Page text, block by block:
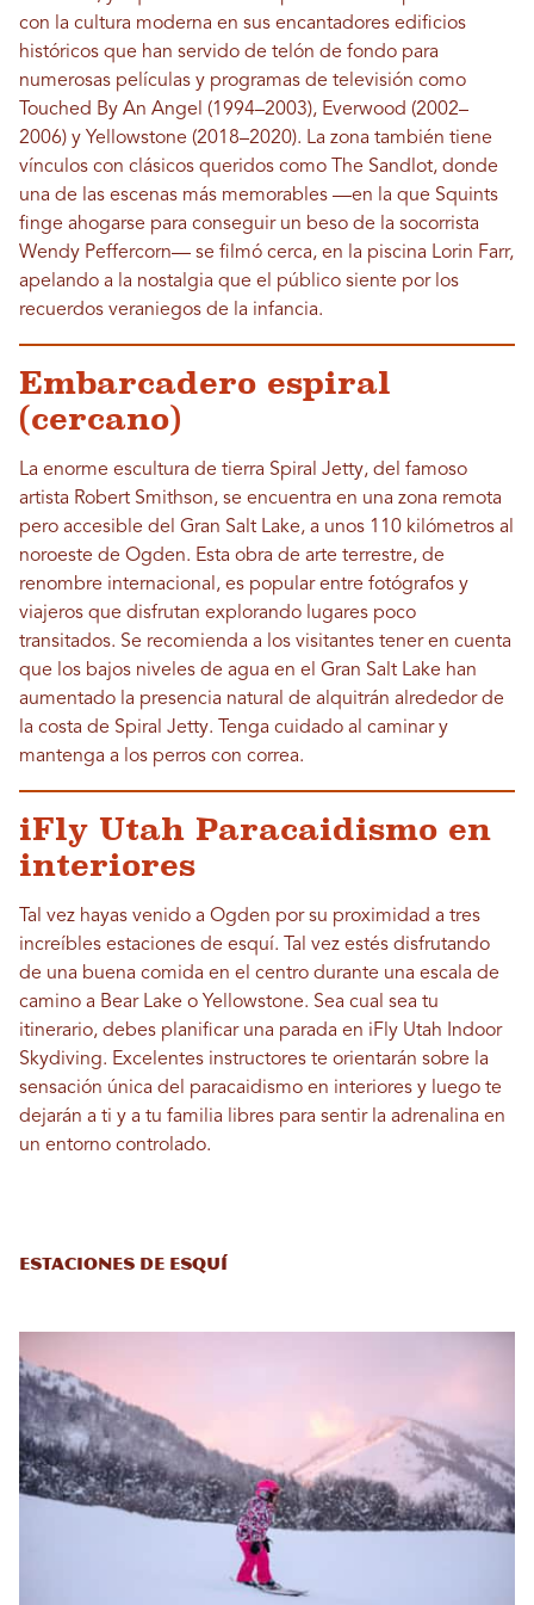
con la cultura moderna en sus encantadores edificios
históricos que han servido de telón de fondo para
numerosas películas y programas de televisión como
Touched By An Angel (1994–2003), Everwood (2002–
2006) y Yellowstone (2018–2020). La zona también tiene
vínculos con clásicos queridos como The Sandlot, donde
una de las escenas más memorables —en la que Squints
finge ahogarse para conseguir un beso de la socorrista
Wendy Peffercorn— se filmó cerca, en la piscina Lorin Farr,
apelando a la nostalgia que el público siente por los
recuerdos veraniegos de la infancia.
Embarcadero espiral
(cercano)
La enorme escultura de tierra Spiral Jetty, del famoso
artista Robert Smithson, se encuentra en una zona remota
pero accesible del Gran Salt Lake, a unos 110 kilómetros al
noroeste de Ogden. Esta obra de arte terrestre, de
renombre internacional, es popular entre fotógrafos y
viajeros que disfrutan explorando lugares poco
transitados. Se recomienda a los visitantes tener en cuenta
que los bajos niveles de agua en el Gran Salt Lake han
aumentado la presencia natural de alquitrán alrededor de
la costa de Spiral Jetty. Tenga cuidado al caminar y
mantenga a los perros con correa.
iFly Utah Paracaidismo en
interiores
Tal vez hayas venido a Ogden por su proximidad a tres
increíbles estaciones de esquí. Tal vez estés disfrutando
de una buena comida en el centro durante una escala de
camino a Bear Lake o Yellowstone. Sea cual sea tu
itinerario, debes planificar una parada en iFly Utah Indoor
Skydiving. Excelentes instructores te orientarán sobre la
sensación única del paracaidismo en interiores y luego te
dejarán a ti y a tu familia libres para sentir la adrenalina en
un entorno controlado.
Estaciones de esquí